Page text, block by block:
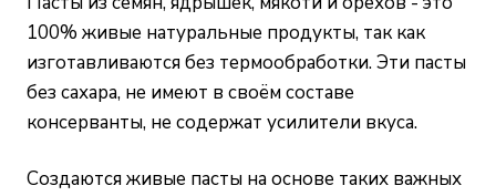
100% живые натуральные продукты, так как
изготавливаются без термообработки. Эти пасты
без сахара, не имеют в своём составе
консерванты, не содержат усилители вкуса.
Создаются живые пасты на основе таких важных